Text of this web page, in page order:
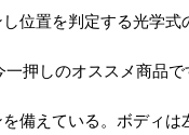
位置を判定する光学式
押しのオススメ商品で
備えている。ボディは